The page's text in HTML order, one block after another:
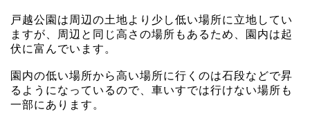
戸越公園は周辺の土地より少し低い場所に立地してい
ますが、周辺と同じ高さの場所もあるため、園内は起
伏に富んでいます。
園内の低い場所から高い場所に行くのは石段などで昇
るようになっているので、車いすでは行けない場所も
一部にあります。